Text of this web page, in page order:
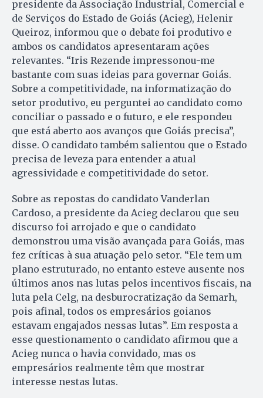
presidente da Associação Industrial, Comercial e
de Serviços do Estado de Goiás (Acieg), Helenir
Queiroz, informou que o debate foi produtivo e
ambos os candidatos apresentaram ações
relevantes. “Iris Rezende impressonou-me
bastante com suas ideias para governar Goiás.
Sobre a competitividade, na informatização do
setor produtivo, eu perguntei ao candidato como
conciliar o passado e o futuro, e ele respondeu
que está aberto aos avanços que Goiás precisa”,
disse. O candidato também salientou que o Estado
precisa de leveza para entender a atual
agressividade e competitividade do setor.
Sobre as repostas do candidato Vanderlan
Cardoso, a presidente da Acieg declarou que seu
discurso foi arrojado e que o candidato
demonstrou uma visão avançada para Goiás, mas
fez críticas à sua atuação pelo setor. “Ele tem um
plano estruturado, no entanto esteve ausente nos
últimos anos nas lutas pelos incentivos fiscais, na
luta pela Celg, na desburocratização da Semarh,
pois afinal, todos os empresários goianos
estavam engajados nessas lutas”. Em resposta a
esse questionamento o candidato afirmou que a
Acieg nunca o havia convidado, mas os
empresários realmente têm que mostrar
interesse nestas lutas.